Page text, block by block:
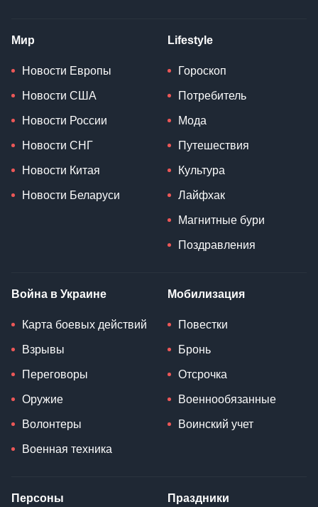
Мир
Новости Европы
Новости США
Новости России
Новости СНГ
Новости Китая
Новости Беларуси
Lifestyle
Гороскоп
Потребитель
Мода
Путешествия
Культура
Лайфхак
Магнитные бури
Поздравления
Война в Украине
Карта боевых действий
Взрывы
Переговоры
Оружие
Волонтеры
Военная техника
Мобилизация
Повестки
Бронь
Отсрочка
Военнообязанные
Воинский учет
Персоны Праздники